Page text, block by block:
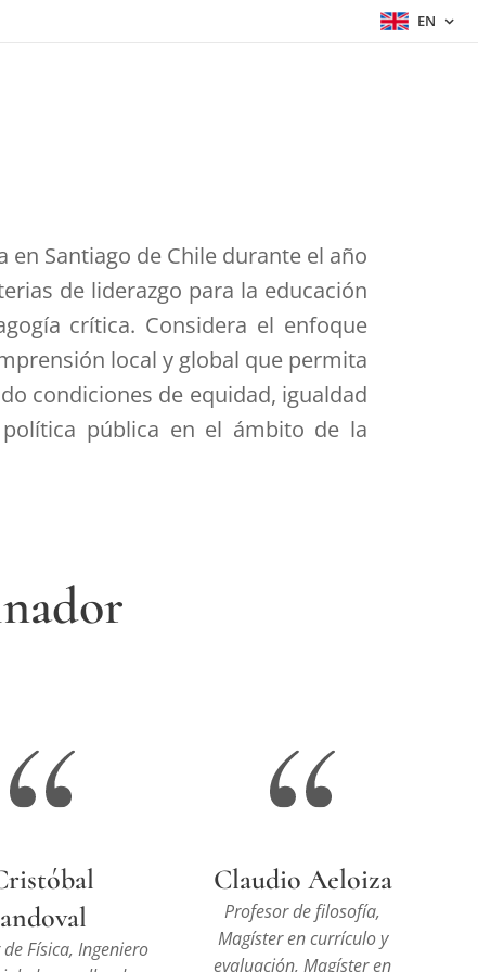
EN
en Santiago de Chile durante el año
de liderazgo para la educación
crítica. Considera el enfoque
local y global que permita
condiciones de equidad, igualdad
pública en el ámbito de la
Física, Ingeniero
Claudio Aeloiza
Profesor de filosofía,
Magíster en currículo y
evaluación, Magíster en